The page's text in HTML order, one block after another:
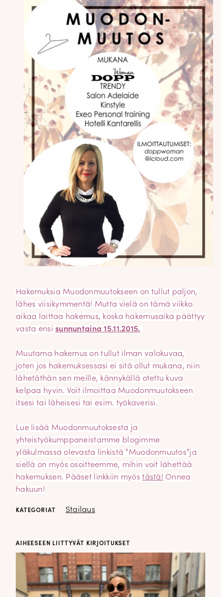
Hakemuksia Muodonmuutokseen on tullut paljon,
lähes viisikymmentä! Mutta vielä on tämä viikko
aikaa laittaa hakemus, koska hakemusaika päättyy
vasta ensisunnuntaina 15.11.2015.
Muutama hakemus on tullut ilman valokuvaa,
joten jos hakemuksessasi ei sitä ollut mukana, niin
lähetäthän sen meille, kännykällä otettu kuva
kelpaa hyvin. Voit ilmoittaa Muodonmuutokseen
itsesi tai läheisesi tai esim. työkaverisi.
Lue lisää Muodonmuutoksesta ja
yhteistyökumppaneistamme blogimme
yläkulmassa olevasta linkistä ”Muodonmuutos”ja
siellä on myös osoitteemme, mihin voit lähettää
hakemuksen. Pääset linkkiin myöstästä! Onnea
hakuun!
KATEGORIAT Stailaus
AIHEESEEN LIITTYVÄT KIRJOITUKSET